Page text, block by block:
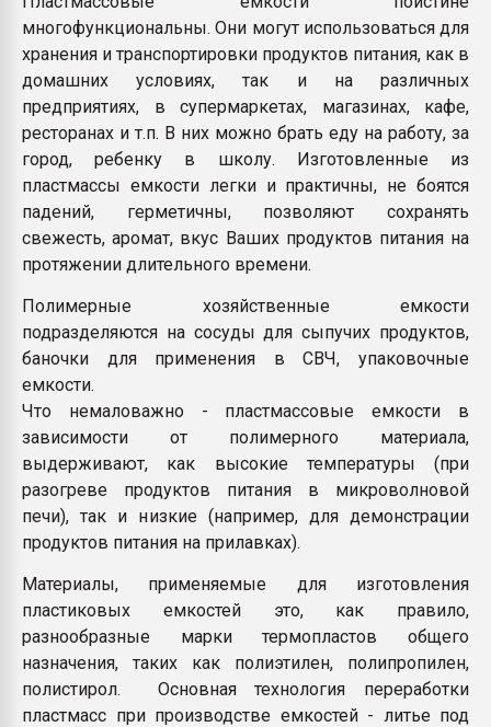
бутылок
ПЕРЕЙТИ НА
многофункциональны. Они могут использоваться для
хранения и транспортировки продуктов питания, как в
домашних условиях, так и на различных
предприятиях, в супермаркетах, магазинах, кафе,
ресторанах и т.п. В них можно брать еду на работу, за
город, ребенку в школу. Изготовленные из
пластмассы емкости легки и практичны, не боятся
падений, герметичны, позволяют сохранять
свежесть, аромат, вкус Ваших продуктов питания на
протяжении длительного времени.
Полимерные хозяйственные емкости
подразделяются на сосуды для сыпучих продуктов,
баночки для применения в СВЧ, упаковочные
емкости.
Что немаловажно - пластмассовые емкости в
зависимости от полимерного материала,
выдерживают, как высокие температуры (при
разогреве продуктов питания в микроволновой
печи), так и низкие (например, для демонстрации
продуктов питания на прилавках).
Материалы, применяемые для изготовления
пластиковых емкостей это, как правило,
разнообразные марки термопластов общего
назначения, таких как полиэтилен, полипропилен,
полистирол. Основная технология переработки
пластмасс при производстве емкостей - литье под